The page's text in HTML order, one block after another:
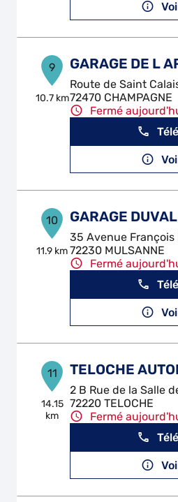
9
10.7 km
GARAGE DE L
Route de Saint
72470 CHAMPAGNE
Fermé
10
11.9 km
GARAGE DUVAL
35 Avenue
72230 MULSANNE
Fermé
11
14.15
km
TELOCHE
2 B Rue de la Salle
72220 TELOCHE
Fermé